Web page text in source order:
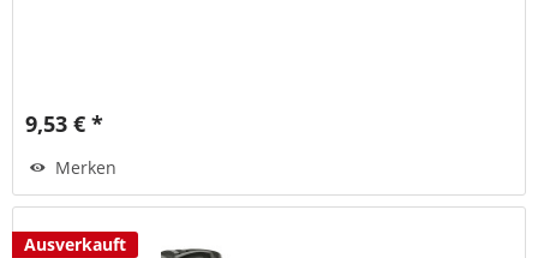
9,53 € *
Merken
Ausverkauft